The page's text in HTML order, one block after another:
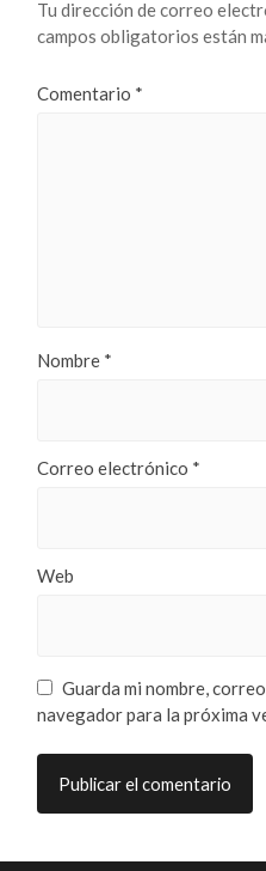
Tu dirección de correo
campos obligatorios están
Comentario *
Nombre *
Correo electrónico *
Web
Guarda mi nombre,
navegador para la próxima